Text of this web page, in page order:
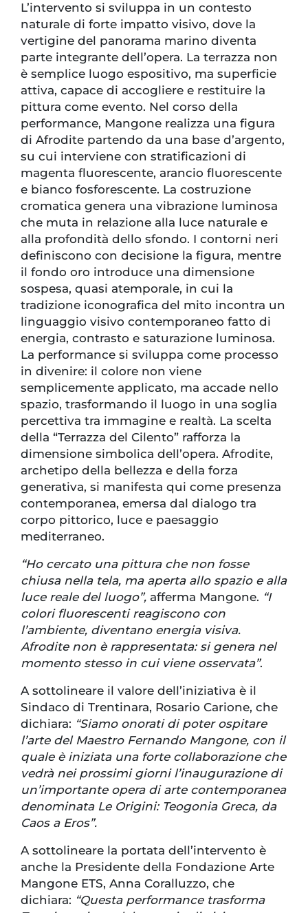
L’intervento si sviluppa in un contesto
naturale di forte impatto visivo, dove la
vertigine del panorama marino diventa
parte integrante dell’opera. La terrazza non
è semplice luogo espositivo, ma superficie
attiva, capace di accogliere e restituire la
pittura come evento. Nel corso della
performance, Mangone realizza una figura
di Afrodite partendo da una base d’argento,
su cui interviene con stratificazioni di
magenta fluorescente, arancio fluorescente
e bianco fosforescente. La costruzione
cromatica genera una vibrazione luminosa
che muta in relazione alla luce naturale e
alla profondità dello sfondo. I contorni neri
definiscono con decisione la figura, mentre
il fondo oro introduce una dimensione
sospesa, quasi atemporale, in cui la
tradizione iconografica del mito incontra un
linguaggio visivo contemporaneo fatto di
energia, contrasto e saturazione luminosa.
La performance si sviluppa come processo
in divenire: il colore non viene
semplicemente applicato, ma accade nello
spazio, trasformando il luogo in una soglia
percettiva tra immagine e realtà. La scelta
della “Terrazza del Cilento” rafforza la
dimensione simbolica dell’opera. Afrodite,
archetipo della bellezza e della forza
generativa, si manifesta qui come presenza
contemporanea, emersa dal dialogo tra
corpo pittorico, luce e paesaggio
mediterraneo.
“Ho cercato una pittura che non fosse
chiusa nella tela, ma aperta allo spazio e alla
luce reale del luogo”, afferma Mangone. “I
colori fluorescenti reagiscono con
l’ambiente, diventano energia visiva.
Afrodite non è rappresentata: si genera nel
momento stesso in cui viene osservata”.
A sottolineare il valore dell’iniziativa è il
Sindaco di Trentinara, Rosario Carione, che
dichiara: “Siamo onorati di poter ospitare
l’arte del Maestro Fernando Mangone, con il
quale è iniziata una forte collaborazione che
vedrà nei prossimi giorni l’inaugurazione di
un’importante opera di arte contemporanea
denominata Le Origini: Teogonia Greca, da
Caos a Eros”.
A sottolineare la portata dell’intervento è
anche la Presidente della Fondazione Arte
Mangone ETS, Anna Coralluzzo, che
dichiara: “Questa performance trasforma